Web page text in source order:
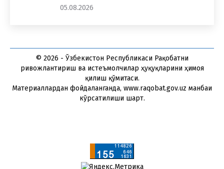
05.08.2026
© 2026 - Ўзбекистон Республикаси Рақобатни
ривожлантириш ва истеъмолчилар ҳуқуқларини ҳимоя
қилиш қўмитаси.
Материаллардан фойдаланганда, www.raqobat.gov.uz манбаи
кўрсатилиши шарт.